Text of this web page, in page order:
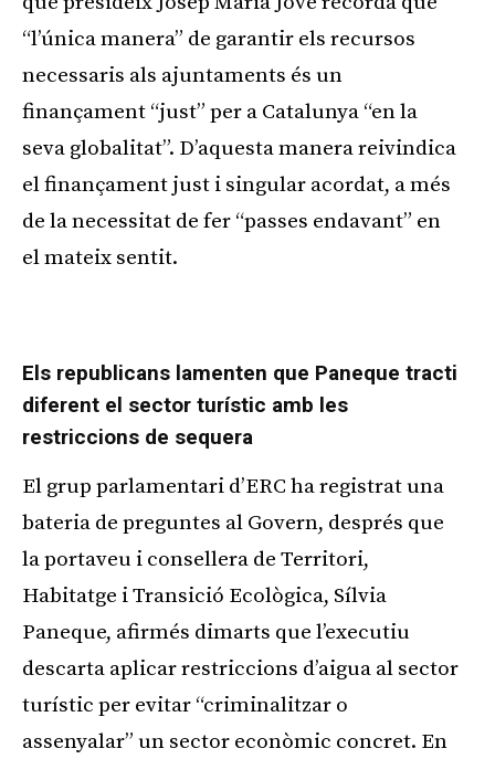
“l’única manera” de garantir els recursos
necessaris als ajuntaments és un
finançament “just” per a Catalunya “en la
seva globalitat”. D’aquesta manera reivindica
el finançament just i singular acordat, a més
de la necessitat de fer “passes endavant” en
el mateix sentit.
Els republicans lamenten que Paneque tracti
diferent el sector turístic amb les
restriccions de sequera
El grup parlamentari d’ERC ha registrat una
bateria de preguntes al Govern, després que
la portaveu i consellera de Territori,
Habitatge i Transició Ecològica, Sílvia
Paneque, afirmés dimarts que l’executiu
descarta aplicar restriccions d’aigua al sector
turístic per evitar “criminalitzar o
assenyalar” un sector econòmic concret. En